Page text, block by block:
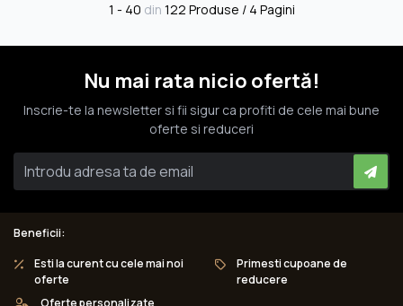
1 - 40 din 122 Produse / 4 Pagini
Nu mai rata nicio ofertă!
Inscrie-te la newsletter si fii sigur ca profiti de cele mai bune
oferte si reduceri
Beneficii:
Esti la curent cu cele mai noi
oferte
Primesti cupoane de
reducere
Oferte personalizate